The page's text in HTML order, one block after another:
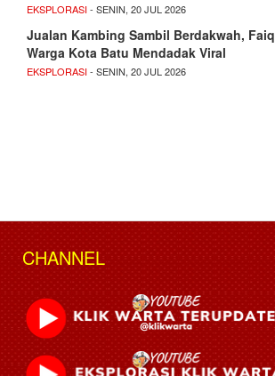
EKSPLORASI- SENIN, 20 JUL 2026
Jualan Kambing Sambil Berdakwah, Faiq
Warga Kota Batu Mendadak Viral
EKSPLORASI- SENIN, 20 JUL 2026
CHANNEL